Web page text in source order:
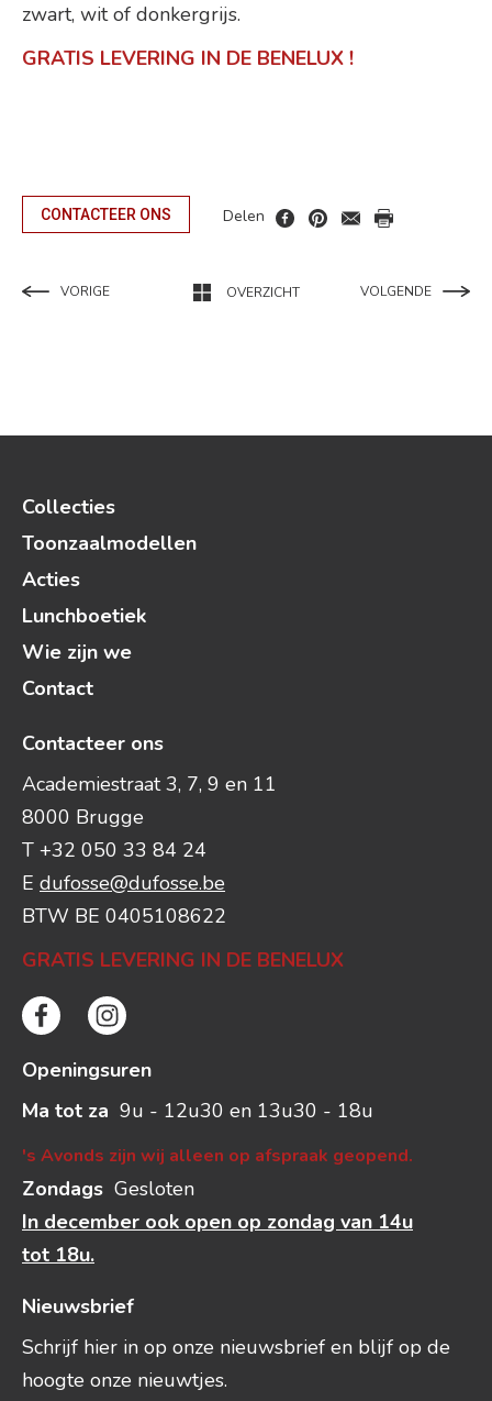
zwart, wit of donkergrijs.
GRATIS LEVERING IN DE BENELUX !
CONTACTEER ONS Delen
VORIGE OVERZICHT VOLGENDE
Collecties
Toonzaalmodellen
Acties
Lunchboetiek
Wie zijn we
Contact
Contacteer ons
Academiestraat 3, 7, 9 en 11
8000 Brugge
T +32 050 33 84 24
E dufosse@dufosse.be
BTW BE 0405108622
GRATIS LEVERING IN DE BENELUX
Openingsuren
Ma tot za 9u - 12u30 en 13u30 - 18u
's Avonds zijn wij alleen op afspraak geopend.
Zondags Gesloten
In december ook open op zondag van 14u
tot 18u.
Nieuwsbrief
Schrijf hier in op onze nieuwsbrief en blijf op de
hoogte onze nieuwtjes.